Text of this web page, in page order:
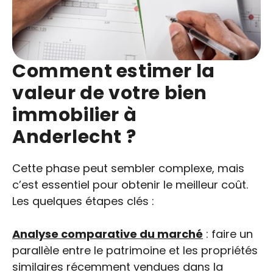
Comment estimer la
valeur de votre bien
immobilier à
Anderlecht ?
Cette phase peut sembler complexe, mais
c’est essentiel pour obtenir le meilleur coût.
Les quelques étapes clés :
Analyse comparative du marché : faire un
parallèle entre le patrimoine et les propriétés
similaires récemment vendues dans la